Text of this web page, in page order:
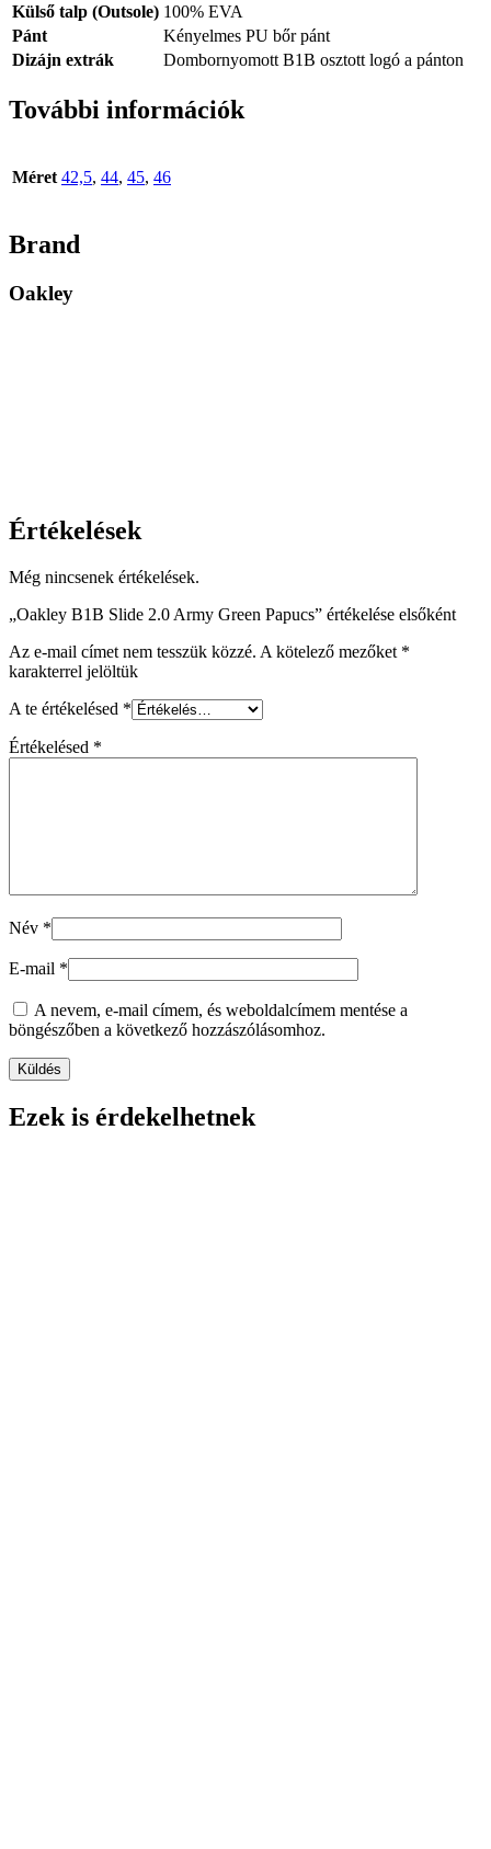
Külső talp (Outsole) 100% EVA
Pánt
Kényelmes PU bőr pánt
Dizájn extrák
Dombornyomott B1B osztott logó a pánton
További információk
Méret 42,5, 44, 45, 46
Brand
Oakley
Értékelések
Még nincsenek értékelések.
„Oakley B1B Slide 2.0 Army Green Papucs” értékelése elsőként
Az e-mail címet nem tesszük közzé. A kötelező mezőket *
karakterrel jelöltük
A te értékelésed *
Értékelésed *
Név *
E-mail *
A nevem, e-mail címem, és weboldalcímem mentése a
böngészőben a következő hozzászólásomhoz.
Ezek is érdekelhetnek